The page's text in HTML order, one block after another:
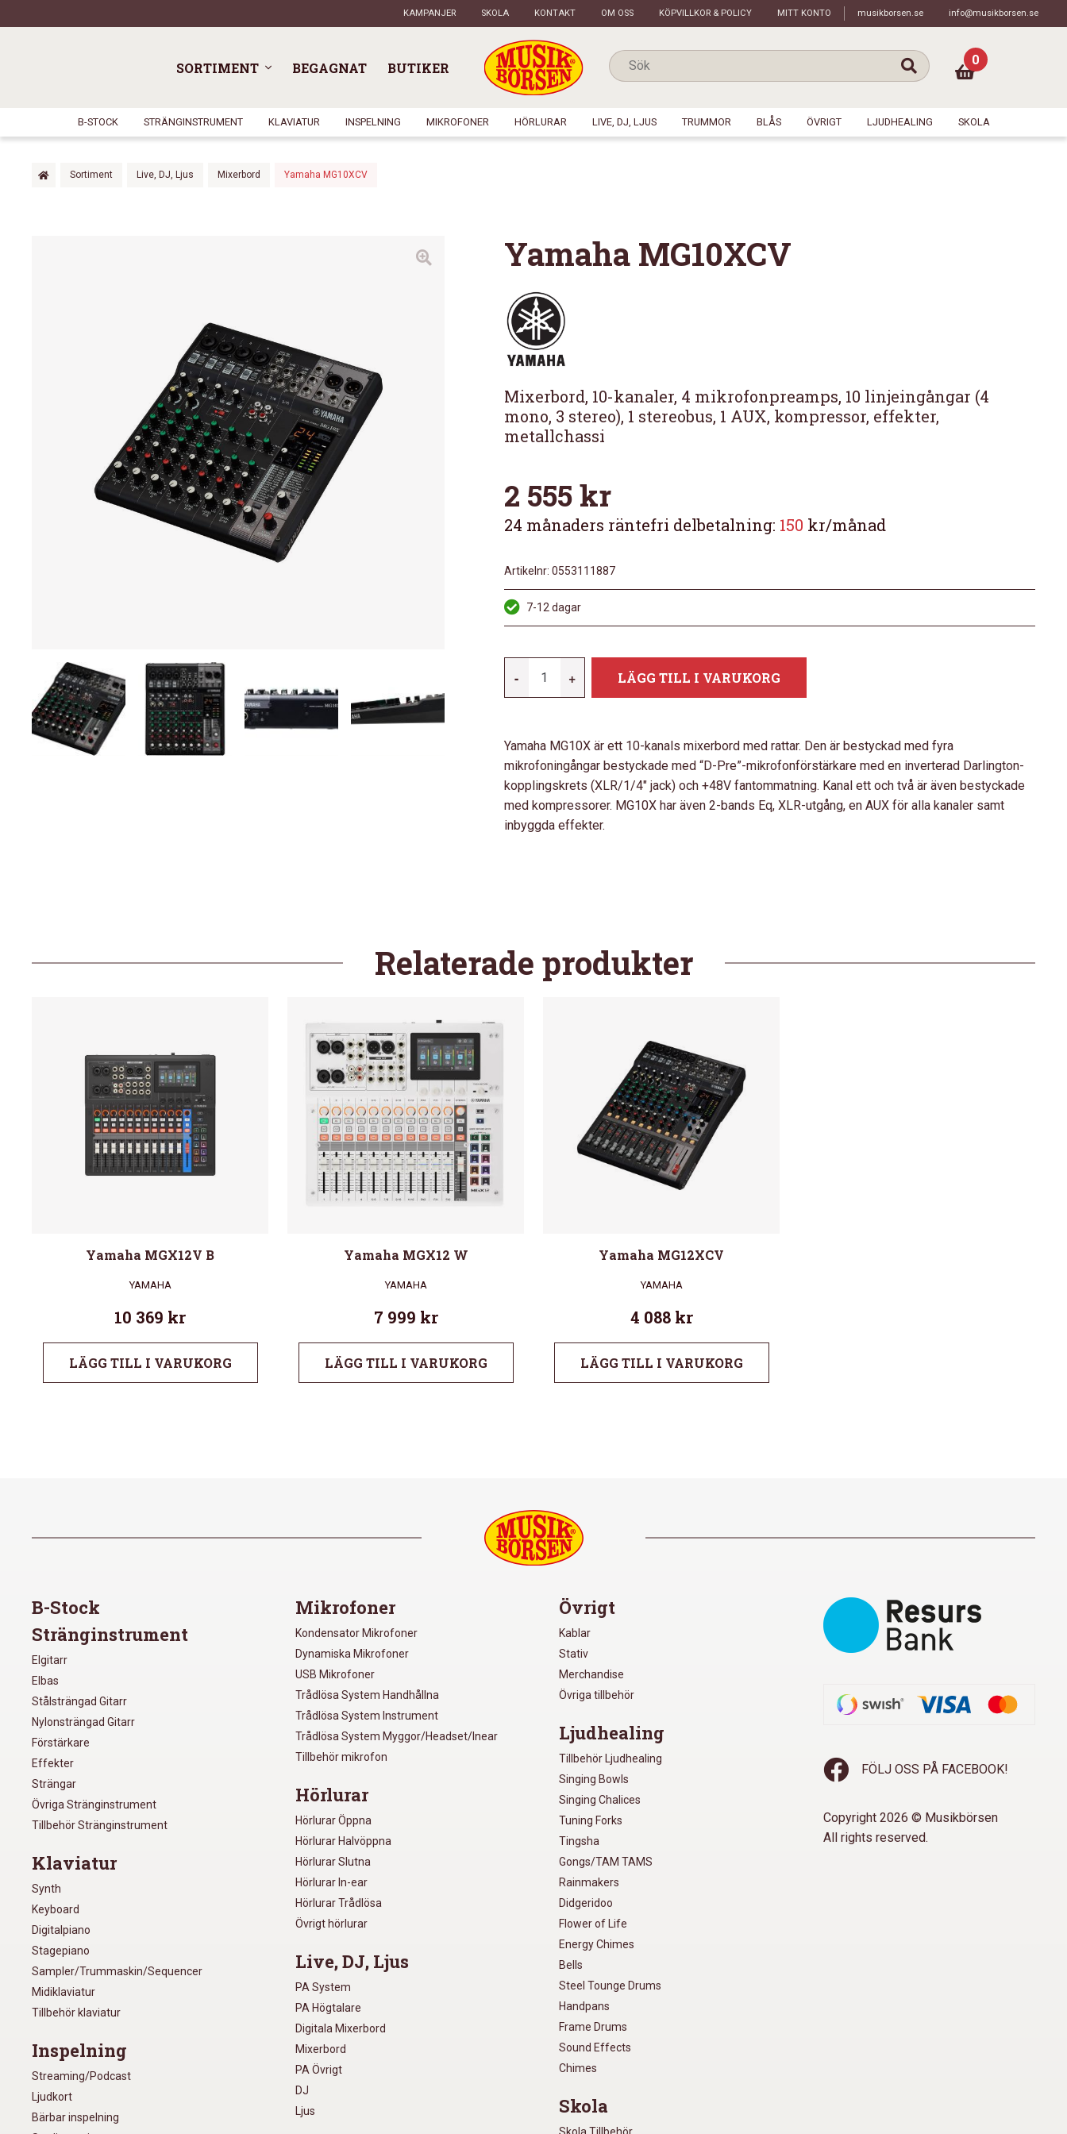
KAMPANJER SKOLA KONTAKT OM OSS KÖPVILLKOR & POLICY MITT KONTO musikborsen.se info@musikborsen.se
SORTIMENT BEGAGNAT BUTIKER 0
B-STOCK STRÄNGINSTRUMENT KLAVIATUR INSPELNING MIKROFONER HÖRLURAR LIVE, DJ, LJUS TRUMMOR BLÅS ÖVRIGT LJUDHEALING SKOLA
Sortiment Live, DJ, Ljus Mixerbord Yamaha MG10XCV
Yamaha MG10XCV
Mixerbord, 10-kanaler, 4 mikrofonpreamps, 10 linjeingångar (4
mono, 3 stereo), 1 stereobus, 1 AUX, kompressor, effekter,
metallchassi
2 555kr
24 månaders räntefri delbetalning: 150 kr/månad
Artikelnr: 0553111887
7-12 dagar
-
MG10XCV
+ LÄGG TILL I VARUKORG
Yamaha MG10X är ett 10-kanals mixerbord med rattar. Den är bestyckad med fyra
mikrofoningångar bestyckade med “D-Pre”-mikrofonförstärkare med en inverterad Darlington-
kopplingskrets (XLR/1/4″ jack) och +48V fantommatning. Kanal ett och två är även bestyckade
med kompressorer. MG10X har även 2-bands Eq, XLR-utgång, en AUX för alla kanaler samt
inbyggda effekter.
Relaterade produkter
Yamaha MGX12V B
YAMAHA
10 369 kr
LÄGG TILL I VARUKORG
Yamaha MGX12 W
YAMAHA
7 999 kr
LÄGG TILL I VARUKORG
Yamaha MG12XCV
YAMAHA
4 088 kr
LÄGG TILL I VARUKORG
B-Stock
Stränginstrument
Elgitarr
Elbas
Stålsträngad Gitarr
Nylonsträngad Gitarr
Förstärkare
Effekter
Strängar
Övriga Stränginstrument
Tillbehör Stränginstrument
Klaviatur
Synth
Keyboard
Digitalpiano
Stagepiano
Sampler/Trummaskin/Sequencer
Midiklaviatur
Tillbehör klaviatur
Inspelning
Streaming/Podcast
Ljudkort
Bärbar inspelning
Mikrofoner
Kondensator Mikrofoner
Dynamiska Mikrofoner
USB Mikrofoner
Trådlösa System Handhållna
Trådlösa System Instrument
Trådlösa System Myggor/Headset/Inear
Tillbehör mikrofon
Hörlurar
Hörlurar Öppna
Hörlurar Halvöppna
Hörlurar Slutna
Hörlurar In-ear
Hörlurar Trådlösa
Övrigt hörlurar
Live, DJ, Ljus
PA System
PA Högtalare
Digitala Mixerbord
Mixerbord
PA Övrigt
DJ
Ljus
Övrigt
Kablar
Stativ
Merchandise
Övriga tillbehör
Ljudhealing
Tillbehör Ljudhealing
Singing Bowls
Singing Chalices
Tuning Forks
Tingsha
Gongs/TAM TAMS
Rainmakers
Didgeridoo
Flower of Life
Energy Chimes
Bells
Steel Tounge Drums
Handpans
Frame Drums
Sound Effects
Chimes
Skola
FÖLJ OSS PÅ FACEBOOK!
Copyright 2026 © Musikbörsen
All rights reserved.